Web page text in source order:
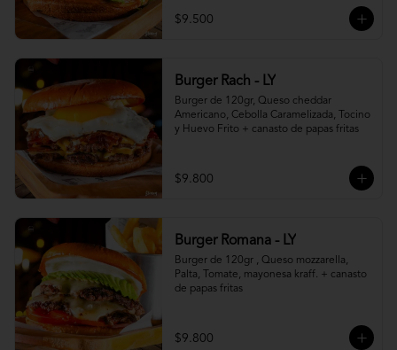
$9.500
Burger Rach - LY
Burger de 120gr, Queso cheddar
Americano, Cebolla Caramelizada, Tocino
y Huevo Frito + canasto de papas fritas
$9.800
Burger Romana - LY
Burger de 120gr , Queso mozzarella,
Palta, Tomate, mayonesa kraff. + canasto
de papas fritas
$9.800